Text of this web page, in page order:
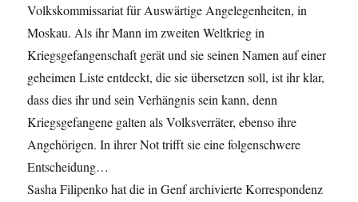
Volkskommissariat für Auswärtige Angelegenheiten, in
Moskau. Als ihr Mann im zweiten Weltkrieg in
Kriegsgefangenschaft gerät und sie seinen Namen auf einer
geheimen Liste entdeckt, die sie übersetzen soll, ist ihr klar,
dass dies ihr und sein Verhängnis sein kann, denn
Kriegsgefangene galten als Volksverräter, ebenso ihre
Angehörigen. In ihrer Not trifft sie eine folgenschwere
Entscheidung…
Sasha Filipenko hat die in Genf archivierte Korrespondenz